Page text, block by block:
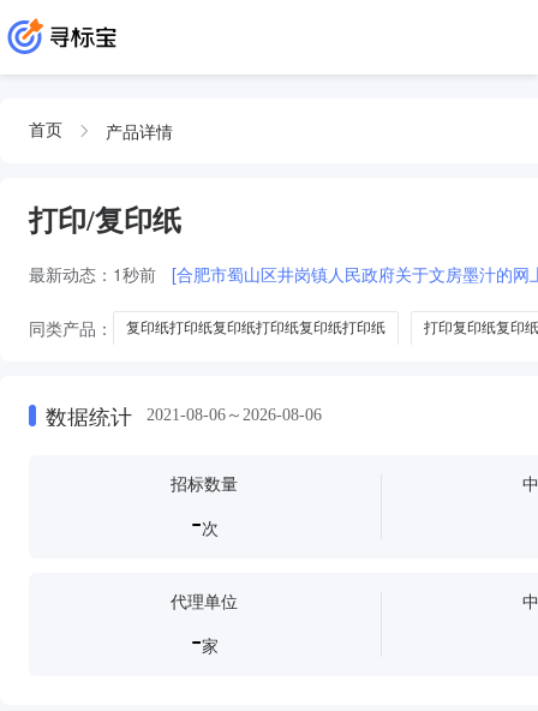
首页 产品详情
打印/复印纸
最新动态： 1秒前 [合肥市蜀山区井岗镇人民政府关于文房墨汁的
同类产品： 复印纸打印纸复印纸打印纸复印纸打印纸 打印复印纸复印纸
数据统计 2021-08-06～2026-08-06
招标数量
-次
代理单位
-家